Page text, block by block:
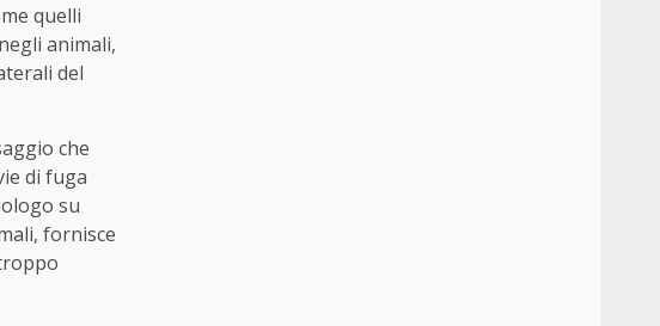
quelli
animali,
del
che
di fuga
su
fornisce